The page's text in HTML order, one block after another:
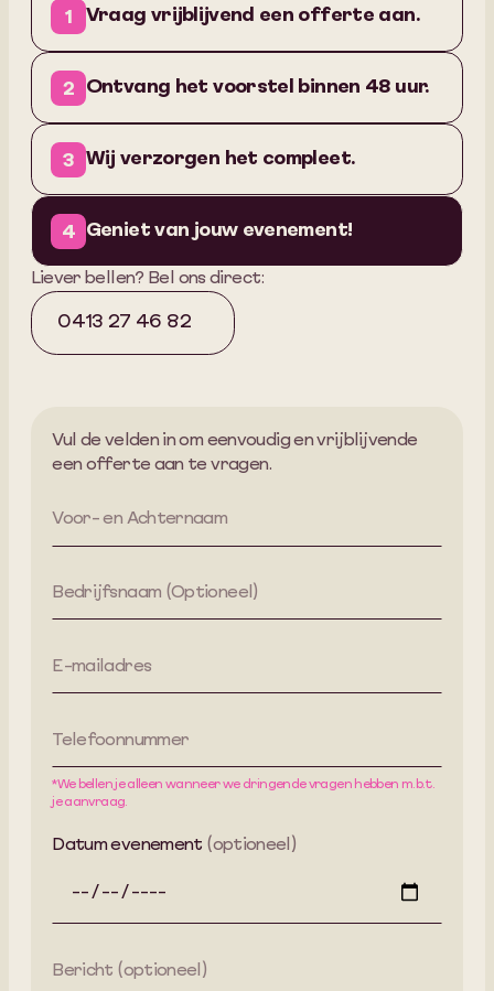
1 Vraag vrijblijvend een offerte aan.
2 Ontvang het voorstel binnen 48 uur.
3 Wij verzorgen het compleet.
4 Geniet van jouw evenement!
Liever bellen? Bel ons direct:
0413 27 46 82
Vul de velden in om eenvoudig en vrijblijvende
een offerte aan te vragen.
Voor- en Achternaam
Bedrijfsnaam (Optioneel)
E-mailadres
Telefoonnummer
*We bellen je alleen wanneer we dringende vragen hebben m.b.t.
je aanvraag.
Datum evenement (optioneel)
Bericht (optioneel)